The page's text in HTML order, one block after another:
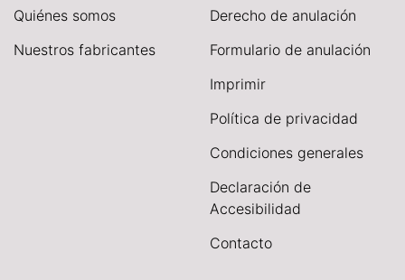
Quiénes somos
Nuestros fabricantes
Derecho de anulación
Formulario de anulación
Imprimir
Política de privacidad
Condiciones generales
Declaración de
Accesibilidad
Contacto